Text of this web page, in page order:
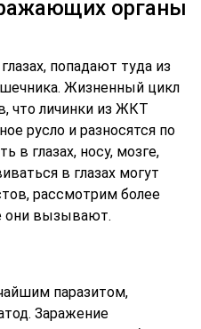
органы
попадают туда из
Жизненный цикл
что личинки из ЖКТ
русло и разносятся по
в глазах, носу, мозге,
в глазах могут
рассмотрим более
они вызывают.
паразитом,
Заражение